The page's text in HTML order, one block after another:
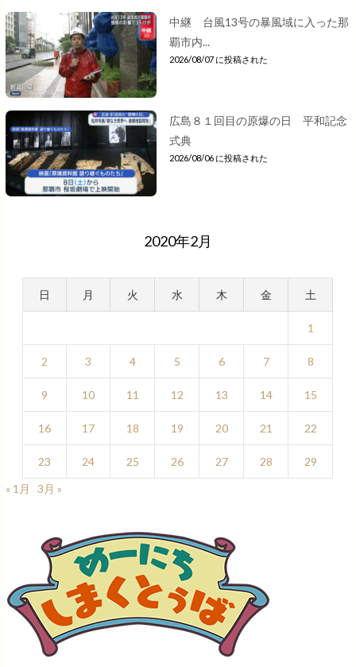
中継 台風13号の暴風域に入った那
覇市内...
2026/08/07 に投稿された
広島８１回目の原爆の日 平和記念
式典
2026/08/06 に投稿された
2020年2月
日 月 火 水 木 金 土
1
2 3 4 5 6 7 8
9 10 11 12 13 14 15
16 17 18 19 20 21 22
23 24 25 26 27 28
29
« 1月
3月 »